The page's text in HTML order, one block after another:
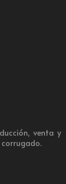
venta y